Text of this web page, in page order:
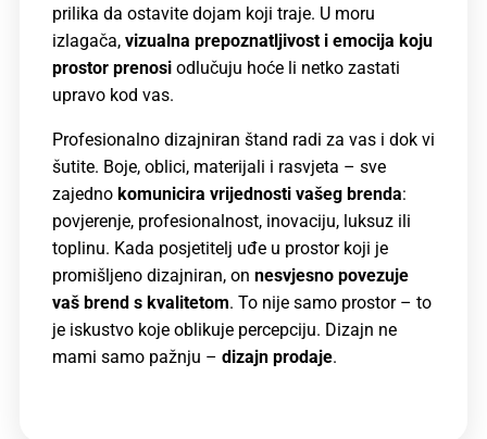
prilika da ostavite dojam koji traje. U moru
izlagača, vizualna prepoznatljivost i emocija koju
prostor prenosi odlučuju hoće li netko zastati
upravo kod vas.
Profesionalno dizajniran štand radi za vas i dok vi
šutite. Boje, oblici, materijali i rasvjeta – sve
zajedno komunicira vrijednosti vašeg brenda:
povjerenje, profesionalnost, inovaciju, luksuz ili
toplinu. Kada posjetitelj uđe u prostor koji je
promišljeno dizajniran, on nesvjesno povezuje
vaš brend s kvalitetom. To nije samo prostor – to
je iskustvo koje oblikuje percepciju. Dizajn ne
mami samo pažnju – dizajn prodaje.